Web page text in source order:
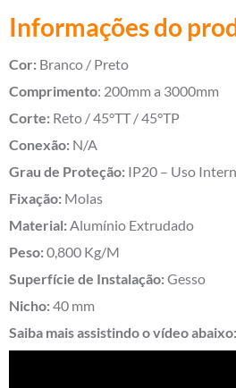
Informações do
Cor: Branco / Preto
Comprimento: 200mm a 3000mm
Corte: Reto / 45°TT / 45°TP
Conexão: N/A
Grau de Proteção: IP20 – Uso
Fixação: Molas
Material:Alumínio Extrudado
Peso:0,800 Kg/M
Superfície de Instalação:Gesso
Nicho:40 mm
Saiba mais assistindo o vídeo abaixo: